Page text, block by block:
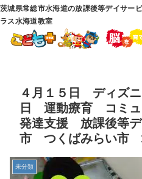
茨城県常総市水海道の放課後等デイサ
ラス水海道教室
４月１５日 ディズ
日 運動療育 コミ
発達支援 放課後等
市 つくばみらい市
未分類